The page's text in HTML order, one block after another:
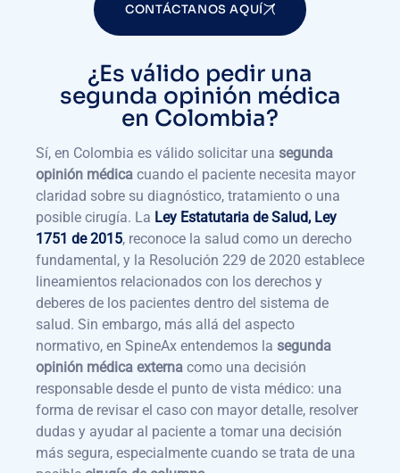
CONTÁCTANOS AQUÍ
¿Es válido pedir una
segunda opinión médica
en Colombia?
Sí, en Colombia es válido solicitar una segunda
opinión médica cuando el paciente necesita mayor
claridad sobre su diagnóstico, tratamiento o una
posible cirugía. La Ley Estatutaria de Salud, Ley
1751 de 2015, reconoce la salud como un derecho
fundamental, y la Resolución 229 de 2020 establece
lineamientos relacionados con los derechos y
deberes de los pacientes dentro del sistema de
salud. Sin embargo, más allá del aspecto
normativo, en SpineAx entendemos la segunda
opinión médica externa como una decisión
responsable desde el punto de vista médico: una
forma de revisar el caso con mayor detalle, resolver
dudas y ayudar al paciente a tomar una decisión
más segura, especialmente cuando se trata de una